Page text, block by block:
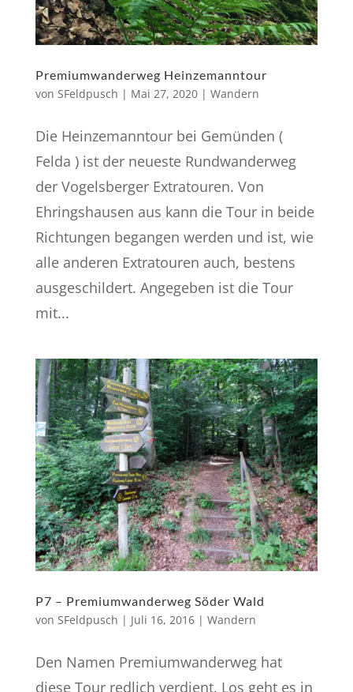
Premiumwanderweg Heinzemanntour
von SFeldpusch | Mai 27, 2020| Wandern
Die Heinzemanntour bei Gemünden (
Felda ) ist der neueste Rundwanderweg
der Vogelsberger Extratouren. Von
Ehringshausen aus kann die Tour in beide
Richtungen begangen werden und ist, wie
alle anderen Extratouren auch, bestens
ausgeschildert. Angegeben ist die Tour
mit...
P7 – Premiumwanderweg Söder Wald
von SFeldpusch | Juli 16, 2016| Wandern
Den Namen Premiumwanderweg hat
diese Tour redlich verdient. Los geht es in